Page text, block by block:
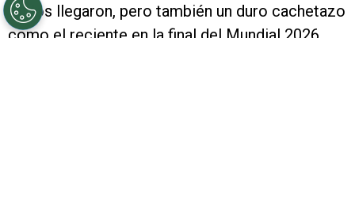
títulos llegaron, pero también un duro cachetazo
como el reciente en la final del Mundial 2026